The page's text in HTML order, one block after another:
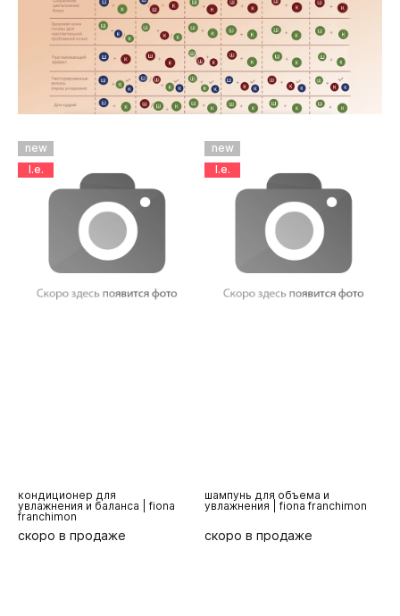
new
l.e.
шампунь для объема и
увлажнения | fiona franchimon
скоро в продаже
new
l.e.
шампунь для цвета и сияния
волос | fiona franchimon
скоро в продаже